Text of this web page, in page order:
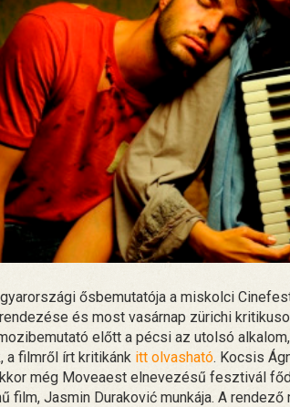
ősbemutatója a miskolci
és most vasárnap zürichi
előtt a pécsi az utolsó
a filmről írt kritikánk itt olvasható. Kocsis
még Moveaest elnevezésű fesztivál
film, Jasmin Duraković munkája. A